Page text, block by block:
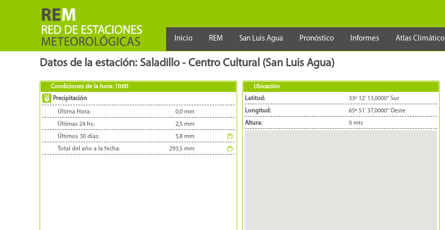
Inicio REM San Luis Agua Pronóstico Informes Atlas Climático
Datos de la estación: Saladillo - Centro Cultural (San Luis Agua)
Condiciones de la hora: 10:00
Precipitación
Última Hora: 0,0 mm
Últimas 24 hs:
2,5 mm
Últimos 30 días:
5,8 mm
(*)
Total del año a la fecha:
293,5 mm (*)
Ubicación
Latitud:
33º 12' 13,0000'' Sur
Longitud:
65º 51' 37,0000'' Oeste
Altura:
0 mts